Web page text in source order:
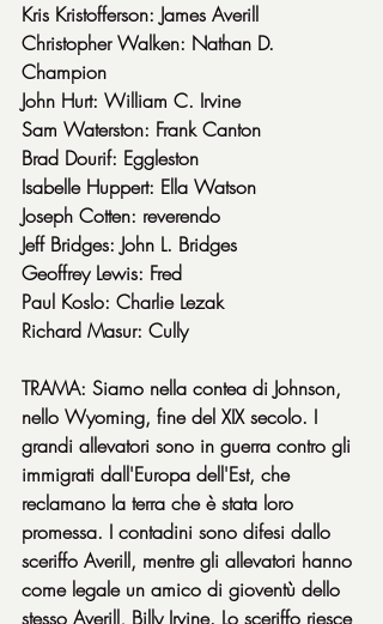
Kris Kristofferson: James Averill
Christopher Walken: Nathan D.
Champion
John Hurt: William C. Irvine
Sam Waterston: Frank Canton
Brad Dourif: Eggleston
Isabelle Huppert: Ella Watson
Joseph Cotten: reverendo
Jeff Bridges: John L. Bridges
Geoffrey Lewis: Fred
Paul Koslo: Charlie Lezak
Richard Masur: Cully
TRAMA: Siamo nella contea di Johnson,
nello Wyoming, fine del XIX secolo. I
grandi allevatori sono in guerra contro gli
immigrati dall'Europa dell'Est, che
reclamano la terra che è stata loro
promessa. I contadini sono difesi dallo
sceriffo Averill, mentre gli allevatori hanno
come legale un amico di gioventù dello
stesso Averill, Billy Irvine. Lo sceriffo riesce